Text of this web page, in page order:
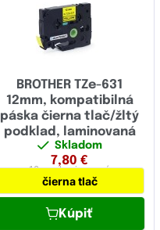
5.80
6.00
8.80
9.00
11.70
12.00
16.00
BROTHER TZe-631
12mm, kompatibilná
páska čierna tlač/žltý
podklad, laminovaná
Skladom
7,80 €
12 mmlaminovaná
čierna tlač
Kúpiť